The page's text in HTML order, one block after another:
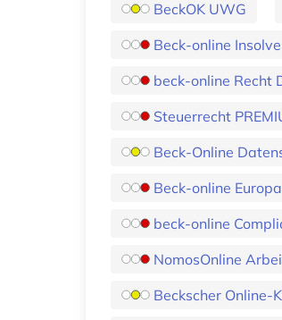
BeckOK UWG
Beck-online
beck-online Recht
Steuerrecht
Beck-Online
Beck-online
beck-online
NomosOnline
Beckscher Online-